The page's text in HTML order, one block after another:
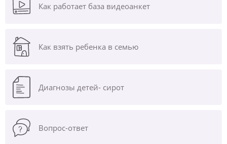
Как работает база видеоанкет
Как взять ребенка в семью
Диагнозы детей- сирот
Вопрос-ответ